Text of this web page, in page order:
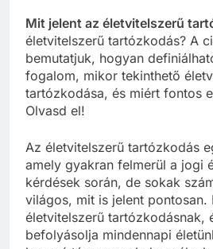
Mit jelent az életvitelszerű
életvitelszerű tartózkodás? A
bemutatjuk, hogyan
fogalom, mikor tekinthető
tartózkodása, és miért fontos
Olvasd el!
Az életvitelszerű tartózkodás
amely gyakran felmerül a jogi
kérdések során, de sokak
világos, mit is jelent pontosan.
életvitelszerű tartózkodásnak,
befolyásolja mindennapi